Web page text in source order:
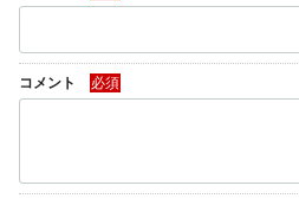
コメント 必須